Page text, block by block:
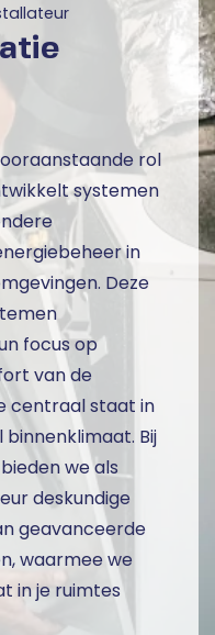
rol
systemen
in
Deze
focus op
van de
centraal staat in
Bij
we als
deskundige
geavanceerde
waarmee we
in je ruimtes